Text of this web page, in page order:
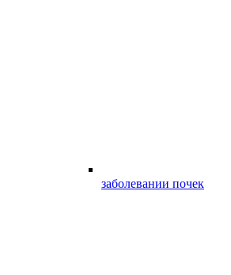
заболевании почек